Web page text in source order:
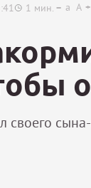
1 мин. a A